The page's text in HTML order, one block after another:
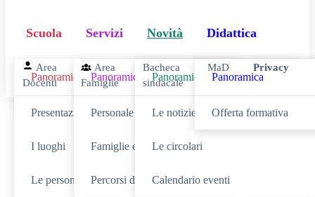
Scuola
Panoramica
Presentazione
I luoghi
Le persone
Servizi
Panoramica
Personale scolastico
Famiglie e studenti
Percorsi di studio
Novità
Panoramica
Le notizie
Le circolari
Calendario eventi
Didattica
Panoramica
Offerta formativa
Area
Docenti
Area
Famiglie
Bacheca
sindacale
MaD Privacy
Cerca